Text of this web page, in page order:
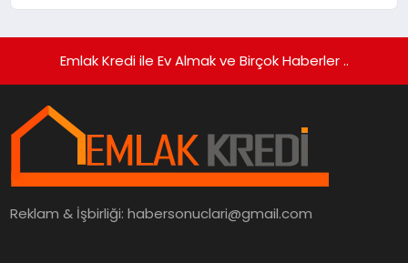
Emlak Kredi ile Ev Almak ve Birçok Haberler ..
Reklam & İşbirliği:habersonuclari@gmail.com